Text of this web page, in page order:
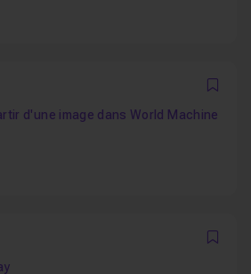
d'une image dans World Machine